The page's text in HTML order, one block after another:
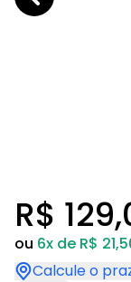
R$
ou 6x de R$
Calcule o